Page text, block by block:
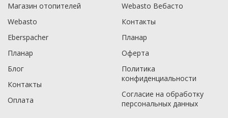
Магазин отопителей
Webasto
Eberspacher
Планар
Блог
Контакты
Оплата
Webasto Вебасто
Контакты
Планар
Оферта
Политика
конфиденциальности
Согласие на обработку
персональных данных